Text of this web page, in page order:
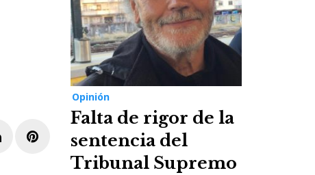
LinkedInPinterest
Opinión
Falta de rigor de la
sentencia del
Tribunal Supremo